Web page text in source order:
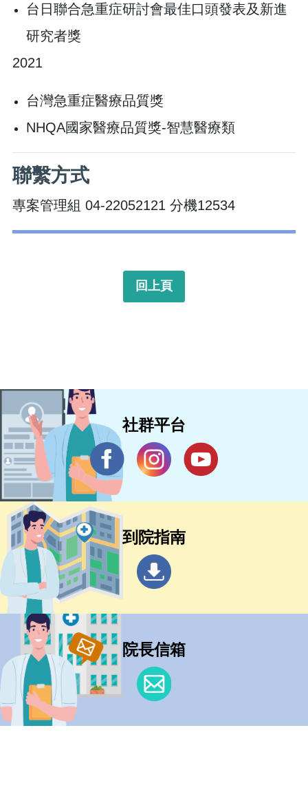
台日聯合急重症研討會最佳口頭發表及新進
研究者獎
2021
台灣急重症醫療品質獎
NHQA國家醫療品質獎-智慧醫療類
聯繫方式
專案管理組​ 04-22052121 分機12534
回上頁
社群平台
到院指南
院長信箱